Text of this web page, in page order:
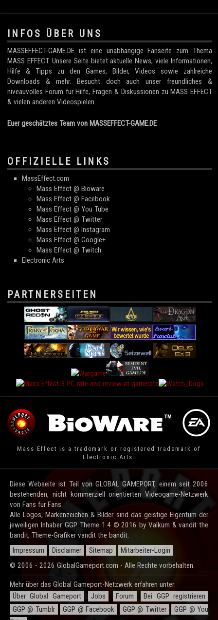
.
INFOS ÜBER UNS
MASSEFFECT-GAME.DE ist eine unabhängige Fanseite zum Thema
MASS EFFECT. Unsere Seite bietet aktuelle News, viele Informationen,
Hilfe & Tipps zu den Games, Bilder, Videos sowie zahlreiche
Downloads & mehr. Besucht doch auch unser freundliches &
niveauvolles Forum für Hilfe, Fragen & Diskussionen zu MASS EFFECT
& vielen anderen Videospielen.
Euer geschätztes Team von MASSEFFECT-GAME.DE
OFFIZIELLE LINKS
MassEffect.com
Mass Effect @ Bioware
Mass Effect @ Facebook
Mass Effect @ You Tube
Mass Effect @ Twitter
Mass Effect @ Instagram
Mass Effect @ Google+
Mass Effect @ Twitch
Electronic Arts
PARTNERSEITEN
Mass Effect is a trademark or registered trademark of
Electronic Arts.
Diese Webseite ist Teil von GLOBAL GAMEPORT, einem seit 2006
bestehenden, nicht kommerziell orientierten Videogame-Netzwerk
von Fans für Fans.
Alle Logos, Markenzeichen & Bilder sind das geistige Eigentum der
jeweiligen Inhaber. GGP Theme 1.4 © 2016 by Valkum & vandit the
bandit, Theme-Grafiker vandit the bandit.
Impressum
Disclaimer Sitemap
Mitarbeiter-Login
© 2006 - 2026 GlobalGameport.com - Alle Rechte vorbehalten.
Mehr über das Global Gameport-Netzwerk erfahren unter:
Über Global Gameport
Jobs Forum
Bei GGP registrieren
GGP @ Tumblr
GGP @ Facebook GGP @ Twitter
GGP @ You